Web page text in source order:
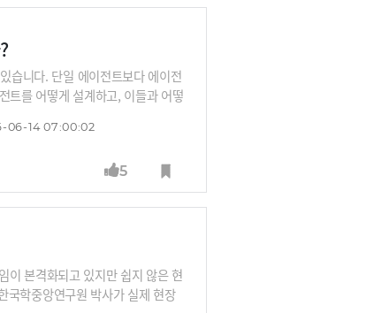
습니다. 단일 에이전트보다 에이전
트를 어떻게 설계하고, 이들과 어떻
06-14 07:00:02
5
이 본격화되고 있지만 쉽지 않은 현
국학중앙연구원 박사가 실제 현장